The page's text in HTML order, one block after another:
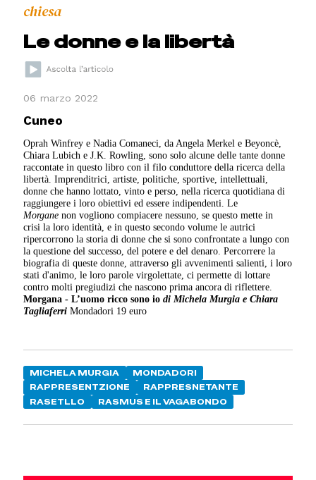
chiesa
Le donne e la libertà
06 marzo 2022
Cuneo
Oprah Winfrey e Nadia Comaneci, da Angela Merkel e Beyoncè,
Chiara Lubich e J.K. Rowling, sono solo alcune delle tante donne
raccontate in questo libro con il filo conduttore della ricerca della
libertà. Imprenditrici, artiste, politiche, sportive, intellettuali,
donne che hanno lottato, vinto e perso, nella ricerca quotidiana di
raggiungere i loro obiettivi ed essere indipendenti. Le
Morgane non vogliono compiacere nessuno, se questo mette in
crisi la loro identità, e in questo secondo volume le autrici
ripercorrono la storia di donne che si sono confrontate a lungo con
la questione del successo, del potere e del denaro. Percorrere la
biografia di queste donne, attraverso gli avvenimenti salienti, i loro
stati d'animo, le loro parole virgolettate, ci permette di lottare
contro molti pregiudizi che nascono prima ancora di riflettere.
Morgana - L’uomo ricco sono io di Michela Murgia e Chiara
Tagliaferri Mondadori 19 euro
MICHELA MURGIA
MONDADORI
RAPPRESENTZIONE
RAPPRESNETANTE
RASETLLO
RASMUS E IL VAGABONDO